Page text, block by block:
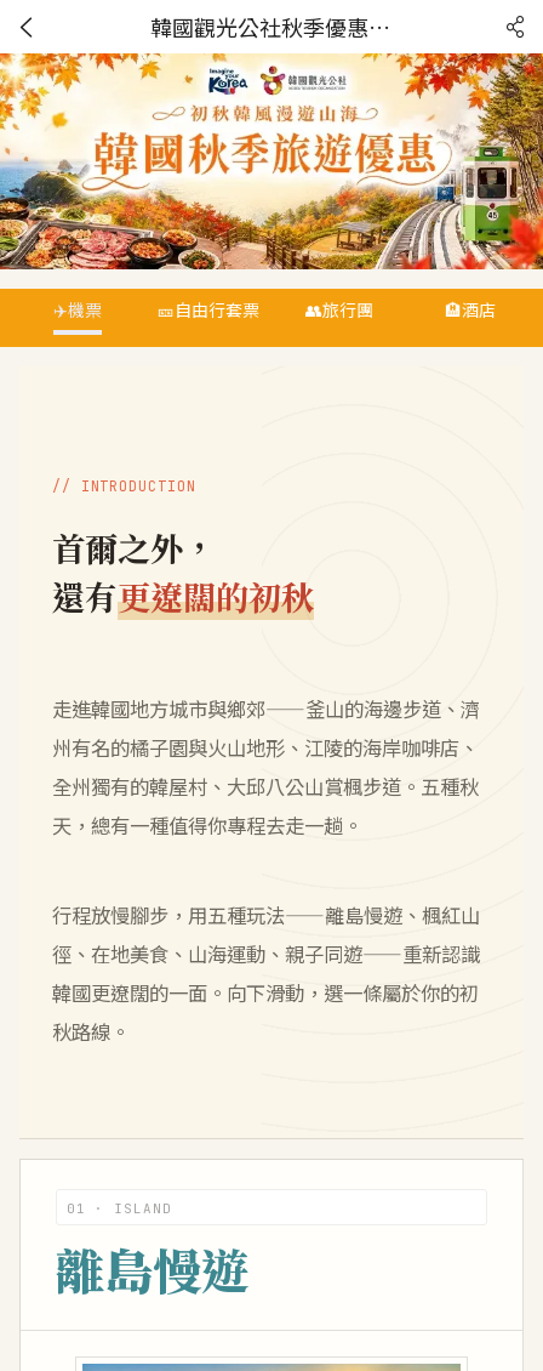
韓國觀光公社秋季優惠- KTO
✈️機票 🎫自由行套票 👥旅行團 🏨酒店
// INTRODUCTION
首爾之外，
還有更遼闊的初秋
走進韓國地方城市與鄉郊——釜山的海邊步道、濟
州有名的橘子園與火山地形、江陵的海岸咖啡店、
全州獨有的韓屋村、大邱八公山賞楓步道。五種秋
天，總有一種值得你專程去走一趟。
行程放慢腳步，用五種玩法——離島慢遊、楓紅山
徑、在地美食、山海運動、親子同遊——重新認識
韓國更遼闊的一面。向下滑動，選一條屬於你的初
秋路線。
01 · ISLAND
離島慢遊